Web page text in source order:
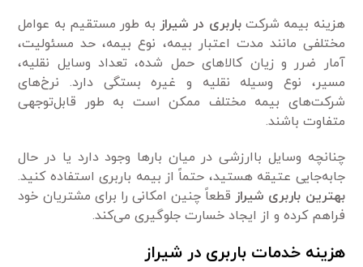
هزینه بیمه شرکتباربری در شیراز به طور مستقیم به عوامل
مختلفی مانند مدت اعتبار بیمه، نوع بیمه، حد مسئولیت،
آمار ضرر و زیان کالاهای حمل شده، تعداد وسایل نقلیه،
مسیر، نوع وسیله نقلیه و غیره بستگی دارد. نرخ‌های
شرکت‌های بیمه مختلف ممکن است به طور قابل‌توجهی
متفاوت باشند.
چنانچه وسایل باارزشی در میان بارها وجود دارد یا در حال
جابه‌جایی عتیقه هستید، حتماً از بیمه باربری استفاده کنید.
بهترین باربری شیراز قطعاً چنین امکانی را برای مشتریان خود
فراهم کرده و از ایجاد خسارت جلوگیری می‌کند.
هزینه خدمات باربری در شیراز